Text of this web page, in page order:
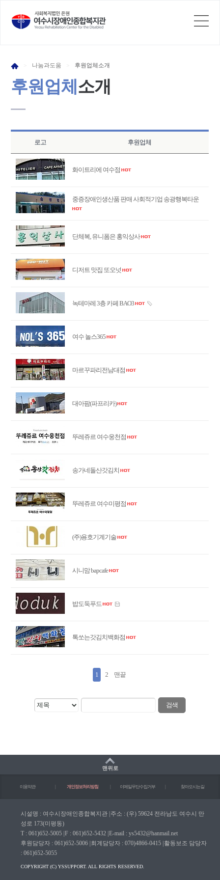
> 나눔과도움 > 후원업체 소개
후원업체 소개
로고 후원업체
화이트리에 여수점
중증장애인생산품 판매 사회적기업 송광행복타운
단체복, 유니폼은 홍익상사
디저트 맛집 또오넛
녹테마레 3층 카페 BAO3
여수 놀스365
마르꾸파리전남대점
대아팜(파프리카)
뚜레쥬르 여수웅천점
송가네돌산갓김치
뚜레쥬르 여수미평점
(주)용호기계기술
시니맘 bapcafe
밥도둑푸드
톡쏘는갓김치백화점
1 2 맨끝
검색
맨위로
이용약관 개인정보처리방침 이메일무단수집거부 찾아오시는길
시설명 : 여수시장애인종합복지관 주소 : (우) 59624 전라남도 여수시 만
성로 173(미평동)
T : 061)652-5005 F : 061)652-5432 E-mail : ys5432@hanmail.net
후원담당자 : 061)652-5006 회계담당자 : 070)4866-0415 활동보조 담당자
: 061)652-5055
COPYRIGHT (C) YSSUPPORT. ALL RIGHTS RESERVED.